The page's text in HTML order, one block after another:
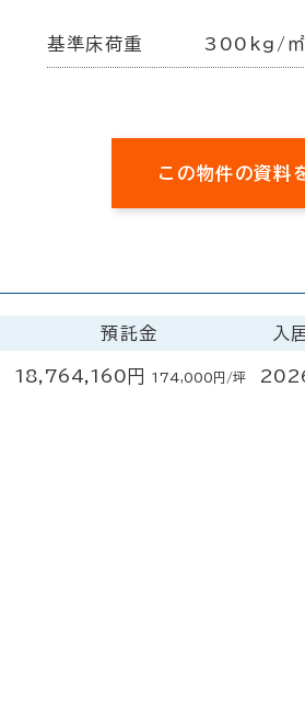
基準床荷重 300kg/㎡
この物件の資料
預託金 入
18,764,160円 174,000円/坪